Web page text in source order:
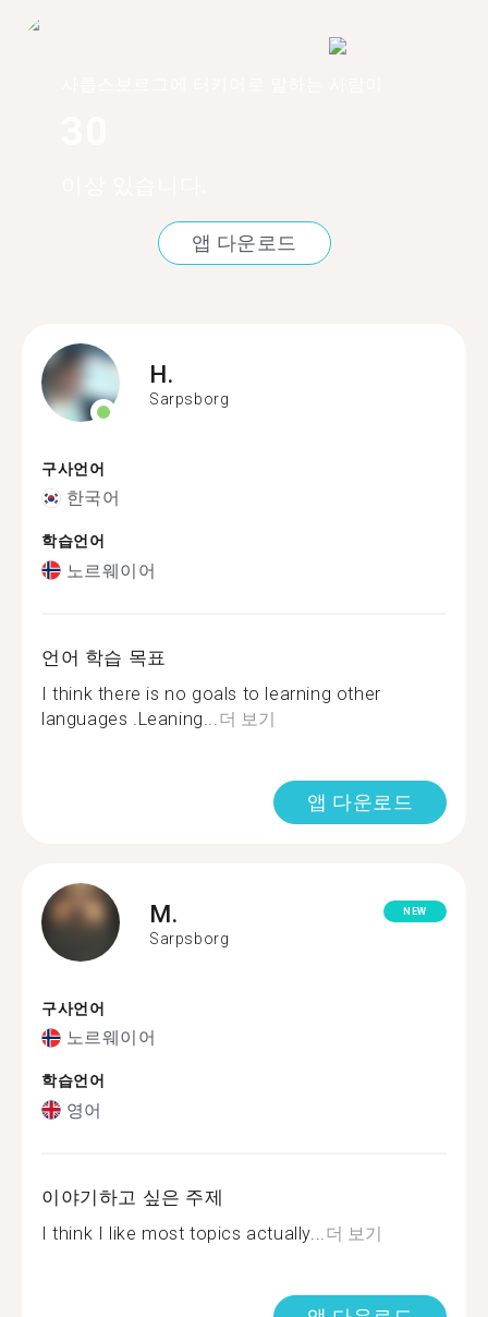
앱 다운로드
H.
Sarpsborg
구사언어
한국어
학습언어
노르웨이어
언어 학습 목표
I think there is no goals to learning other
languages .Leaning... 더 보기
앱 다운로드
M.
Sarpsborg
NEW
구사언어
노르웨이어
학습언어
영어
이야기하고 싶은 주제
I think I like most topics actually... 더 보기